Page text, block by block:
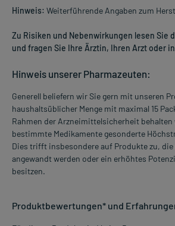
Hinweis: Weiterführende Angaben zum
Zu Risiken und Nebenwirkungen lesen Sie
und fragen Sie Ihre Ärztin, Ihren Arzt oder
Hinweis unserer Pharmazeuten:
Generell beliefern wir Sie gern mit unseren
haushaltsüblicher Menge mit maximal 15
Rahmen der Arzneimittelsicherheit
bestimmte Medikamente gesonderte
Dies trifft insbesondere auf Produkte zu,
angewandt werden oder ein erhöhtes
besitzen.
Produktbewertungen* und